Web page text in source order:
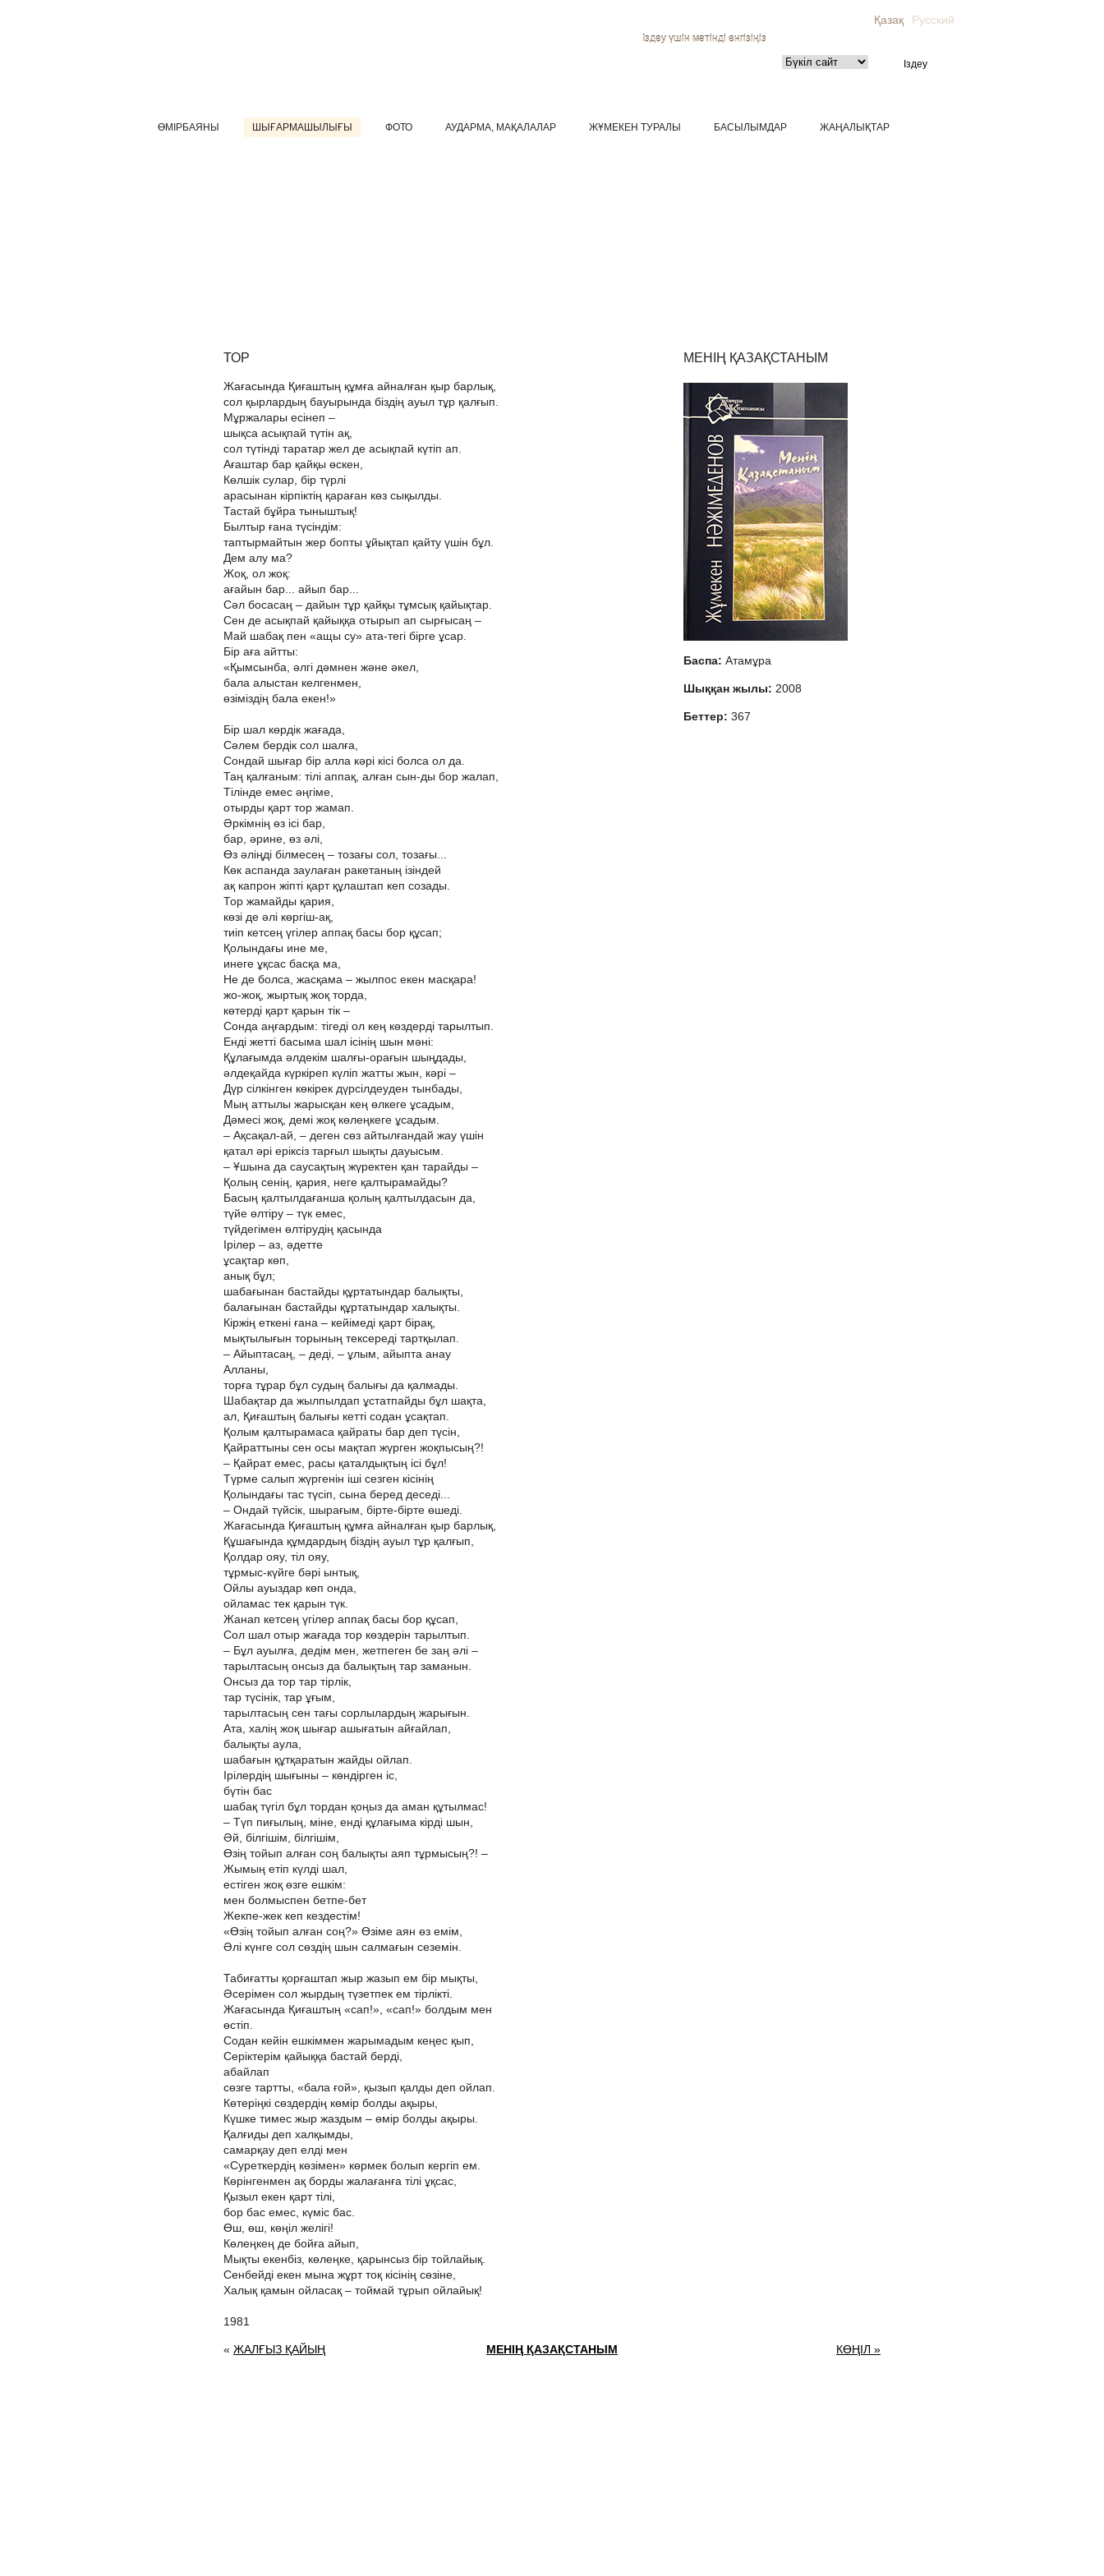
Қазақ Русский
Іздеу үшін мәтінді енгізіңіз
ӨМІРБАЯНЫ ШЫҒАРМАШЫЛЫҒЫ ФОТО АУДАРМА, МАҚАЛАЛАР ЖҰМЕКЕН ТУРАЛЫ БАСЫЛЫМДАР ЖАҢАЛЫҚТАР
ТОР
Жағасында Қиғаштың құмға айналған қыр барлық,
сол қырлардың бауырында біздің ауыл тұр қалғып.
Мұржалары есінеп –
шықса асықпай түтін ақ,
сол түтінді таратар жел де асықпай күтіп ап.
Ағаштар бар қайқы өскен,
Көлшік сулар, бір түрлі
арасынан кірпіктің қараған көз сықылды.
Тастай бұйра тыныштық!
Былтыр ғана түсіндім:
таптырмайтын жер бопты ұйықтап қайту үшін бұл.
Дем алу ма?
Жоқ, ол жоқ:
ағайын бар... айып бар...
Сәл босасаң – дайын тұр қайқы тұмсық қайықтар.
Сен де асықпай қайыққа отырып ап сырғысаң –
Май шабақ пен «ащы су» ата-тегі бірге ұсар.
Бір аға айтты:
«Қымсынба, әлгі дәмнен және әкел,
бала алыстан келгенмен,
өзіміздің бала екен!»
Бір шал көрдік жағада,
Сәлем бердік сол шалға,
Сондай шығар бір алла кәрі кісі болса ол да.
Таң қалғаным: тілі аппақ, алған сын-ды бор жалап,
Тілінде емес әңгіме,
отырды қарт тор жамап.
Әркімнің өз ісі бар,
бар, әрине, өз әлі,
Өз әліңді білмесең – тозағы сол, тозағы...
Көк аспанда заулаған ракетаның ізіндей
ақ капрон жіпті қарт құлаштап кеп созады.
Тор жамайды қария,
көзі де әлі көргіш-ақ,
тиіп кетсең үгілер аппақ басы бор құсап;
Қолындағы ине ме,
инеге ұқсас басқа ма,
Не де болса, жасқама – жылпос екен масқара!
жо-жоқ, жыртық жоқ торда,
көтерді қарт қарын тік –
Сонда аңғардым: тігеді ол кең көздерді тарылтып.
Енді жетті басыма шал ісінің шын мәні:
Құлағымда әлдекім шалғы-орағын шыңдады,
әлдеқайда күркіреп күліп жатты жын, кәрі –
Дүр сілкінген көкірек дүрсілдеуден тынбады,
Мың аттылы жарысқан кең өлкеге ұсадым,
Дәмесі жоқ, демі жоқ көлеңкеге ұсадым.
– Ақсақал-ай, – деген сөз айтылғандай жау үшін
қатал әрі еріксіз тарғыл шықты дауысым.
– Ұшына да саусақтың жүректен қан тарайды –
Қолың сенің, қария, неге қалтырамайды?
Басың қалтылдағанша қолың қалтылдасын да,
түйе өлтіру – түк емес,
түйдегімен өлтірудің қасында
Ірілер – аз, әдетте
ұсақтар көп,
анық бұл;
шабағынан бастайды құртатындар балықты,
балағынан бастайды құртатындар халықты.
Кіржің еткені ғана – кейімеді қарт бірақ,
мықтылығын торының тексереді тартқылап.
– Айыптасаң, – деді, – ұлым, айыпта анау
Алланы,
торға тұрар бұл судың балығы да қалмады.
Шабақтар да жылпылдап ұстатпайды бұл шақта,
ал, Қиғаштың балығы кетті содан ұсақтап.
Қолым қалтырамаса қайраты бар деп түсін,
Қайраттыны сен осы мақтап жүрген жоқпысың?!
– Қайрат емес, расы қаталдықтың ісі бұл!
Түрме салып жүргенін іші сезген кісінің
Қолындағы тас түсіп, сына беред деседі...
– Ондай түйсік, шырағым, бірте-бірте өшеді.
Жағасында Қиғаштың құмға айналған қыр барлық,
Құшағында құмдардың біздің ауыл тұр қалғып,
Қолдар ояу, тіл ояу,
тұрмыс-күйге бәрі ынтық,
Ойлы ауыздар көп онда,
ойламас тек қарын түк.
Жанап кетсең үгілер аппақ басы бор құсап,
Сол шал отыр жағада тор көздерін тарылтып.
– Бұл ауылға, дедім мен, жетпеген бе заң әлі –
тарылтасың онсыз да балықтың тар заманын.
Онсыз да тор тар тірлік,
тар түсінік, тар ұғым,
тарылтасың сен тағы сорлылардың жарығын.
Ата, халің жоқ шығар ашығатын айғайлап,
балықты аула,
шабағын құтқаратын жайды ойлап.
Ірілердің шығыны – көндірген іс,
бүтін бас
шабақ түгіл бұл тордан қоңыз да аман құтылмас!
– Түп пиғылың, міне, енді құлағыма кірді шын,
Әй, білгішім, білгішім,
Өзің тойып алған соң балықты аяп тұрмысың?! –
Жымың етіп күлді шал,
естіген жоқ өзге ешкім:
мен болмыспен бетпе-бет
Жекпе-жек кеп кездестім!
«Өзің тойып алған соң?» Өзіме аян өз емім,
Әлі күнге сол сөздің шын салмағын сеземін.
Табиғатты қорғаштап жыр жазып ем бір мықты,
Әсерімен сол жырдың түзетпек ем тірлікті.
Жағасында Қиғаштың «сап!», «сап!» болдым мен
өстіп.
Содан кейін ешкіммен жарымадым кеңес қып,
Серіктерім қайыққа бастай берді,
абайлап
сөзге тартты, «бала ғой», қызып қалды деп ойлап.
Көтеріңкі сөздердің көмір болды ақыры,
Күшке тимес жыр жаздым – өмір болды ақыры.
Қалғиды деп халқымды,
самарқау деп елді мен
«Суреткердің көзімен» көрмек болып кергіп ем.
Көрінгенмен ақ борды жалағанға тілі ұқсас,
Қызыл екен қарт тілі,
бор бас емес, күміс бас.
Өш, өш, көңіл желігі!
Көлеңкең де бойға айып,
Мықты екенбіз, көлеңке, қарынсыз бір тойлайық.
Сенбейді екен мына жұрт тоқ кісінің сөзіне,
Халық қамын ойласақ – тоймай тұрып ойлайық!
1981
МЕНІҢ ҚАЗАҚСТАНЫМ
Баспа: Атамұра
Шыққан жылы: 2008
Беттер: 367
« ЖАЛҒЫЗ ҚАЙЫҢ МЕНІҢ ҚАЗАҚСТАНЫМ КӨҢІЛ »